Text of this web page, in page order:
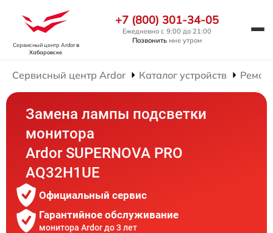
Сервисный центр Ardorв
Хабаровске
+7 (800) 301-34-05
Ежедневно с 9:00 до 21:00
Позвонить мне утром
Сервисный центр Ardor Каталог устройств
Замена лампы подсветки
монитора
Ardor SUPERNOVA PRO
AQ32H1UE
Официальный сервис
Гарантийное обслуживание
монитора Ardor до 3 лет